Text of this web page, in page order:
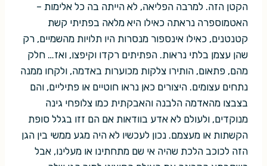
הקטן הזה. למרבה הפליאה, לא הייתה בה כל אלימות –
האטמוספרה נראתה כאילו היא מלאה בפתיתי קשת
קטנטנים, כאילו אינספור מנסרות היו תלויות מהשמיים, רק
שהן עצמן בלתי נראות. הפתיתים רקדו וקיפצו, ואז… חלק
מהם, פתאום, הותירו צלקות מכוערות באדמה, ולקחו ממנה
נתחים עצומים. היצורים כאן נראו חוטיים או פתיליים, והם
בצבצו מהאדמה הלבנה והאבקתית כמו צלופחי גינה
מנוקדים, ולעולם לא אדע בוודאות אם הם זזו בגלל סופת
הקשתות או מעצמם. נכון לעכשיו לא היה מגע ממשי בין הגן
הזה לכוכב הלכת שהיה אי שם מתחתינו או מעלינו, אבל